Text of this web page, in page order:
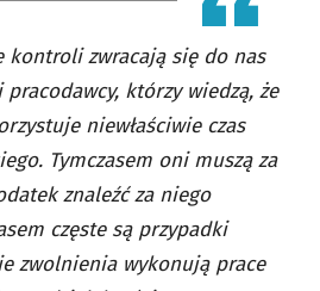
kontroli zwracają się do nas
którzy wiedzą, że
niewłaściwie czas
Tymczasem oni muszą za
znaleźć za niego
częste są przypadki
zwolnienia wykonują prace